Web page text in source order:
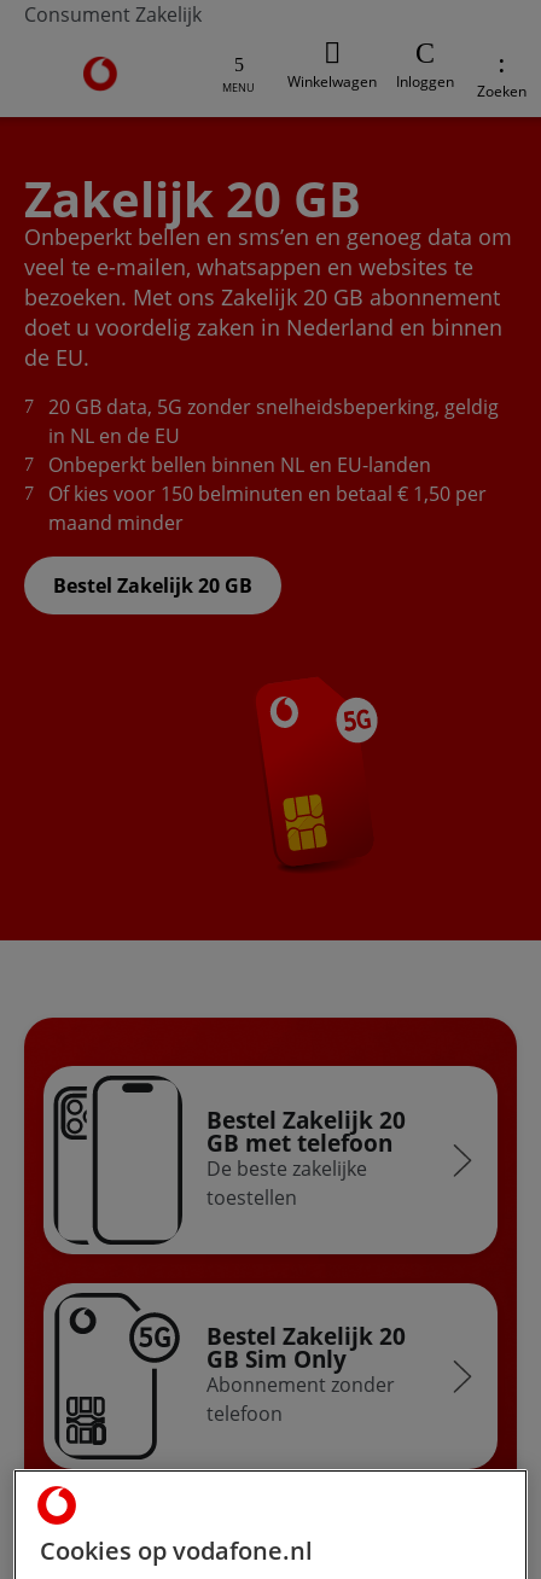
Consument Zakelijk
Ga naar de Vodafone homepage
MENU Winkelwagen Inloggen Zoeken
Zakelijk 20 GB
Onbeperkt bellen en sms’en en genoeg data om
veel te e-mailen, whatsappen en websites te
bezoeken. Met ons Zakelijk 20 GB abonnement
doet u voordelig zaken in Nederland en binnen
de EU.
20 GB data, 5G zonder snelheidsbeperking, geldig
in NL en de EU
Onbeperkt bellen binnen NL en EU-landen
Of kies voor 150 belminuten en betaal € 1,50 per
maand minder
Bestel Zakelijk 20 GB
Bestel Zakelijk 20
GB met telefoon
De beste zakelijke
toestellen
Bestel Zakelijk 20
GB Sim Only
Abonnement zonder
telefoon
Verleng met
Cookies op vodafone.nl